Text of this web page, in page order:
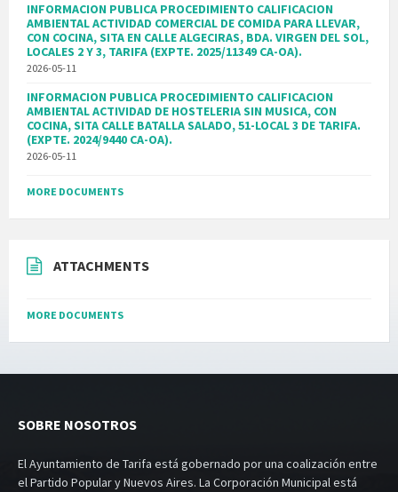
INFORMACION PUBLICA PROCEDIMIENTO CALIFICACION
AMBIENTAL ACTIVIDAD COMERCIAL DE COMIDA PARA LLEVAR,
CON COCINA, SITA EN CALLE ALGECIRAS, BDA. VIRGEN DEL SOL,
LOCALES 2 Y 3, TARIFA (EXPTE. 2025/11349 CA-OA).
2026-05-11
INFORMACION PUBLICA PROCEDIMIENTO CALIFICACION
AMBIENTAL ACTIVIDAD DE HOSTELERIA SIN MUSICA, CON
COCINA, SITA CALLE BATALLA SALADO, 51-LOCAL 3 DE TARIFA.
(EXPTE. 2024/9440 CA-OA).
2026-05-11
MORE DOCUMENTS
ATTACHMENTS
MORE DOCUMENTS
SOBRE NOSOTROS
El Ayuntamiento de Tarifa está gobernado por una coalización entre
el Partido Popular y Nuevos Aires. La Corporación Municipal está